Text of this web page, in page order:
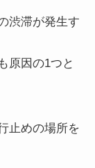
渋滞が発生す
原因の1つと
止めの場所を